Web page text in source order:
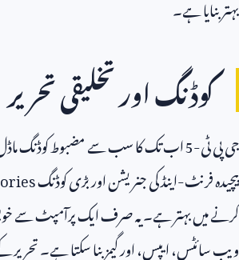
بہتر بنایا ہے۔
کوڈنگ اور تخلیقی تحریر
جی پی ٹی-5اب تک کا سب سے مضبوط کوڈنگ
پیچیدہ فرنٹ-اینڈ کی جنریشن اور بڑی کوڈنگ
کرنے میں بہتر ہے۔ یہ صرف ایک پرآمپٹ سے
ویب سائٹس، ایپس، اور گیمز بنا سکتا ہے۔ تحریر